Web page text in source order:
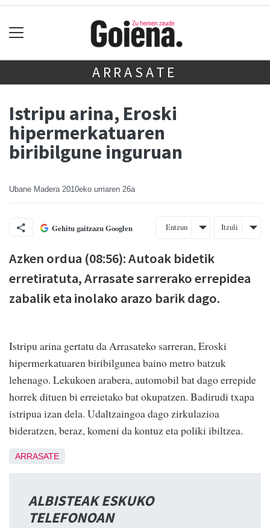
ARRASATE
Istripu arina, Eroski
hipermerkatuaren
biribilgune inguruan
Ubane Madera 2010eko urriaren 26a
Gehitu gaitzazu Googlen Entzun Itzuli
Azken ordua (08:56): Autoak bidetik
erretiratuta, Arrasate sarrerako errepidea
zabalik eta inolako arazo barik dago.
Istripu arina gertatu da Arrasateko sarreran, Eroski
hipermerkatuaren biribilgunea baino metro batzuk
lehenago. Lekukoen arabera, automobil bat dago errepide
horrek dituen bi erreietako bat okupatzen. Badirudi txapa
istripua izan dela. Udaltzaingoa dago zirkulazioa
bideratzen, beraz, komeni da kontuz eta poliki ibiltzea.
ARRASATE
ALBISTEAK ESKUKO
TELEFONOAN